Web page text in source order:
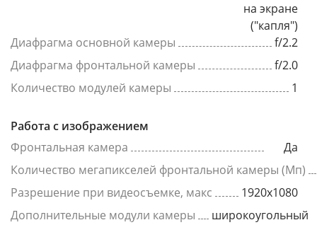
на экране
("капля")
Диафрагма основной камеры
f/2.2
Диафрагма фронтальной камеры
f/2.0
Количество модулей камеры
1
Работа с изображением
Фронтальная камера
Да
Количество мегапикселей фронтальной камеры (Мп)
Разрешение при видеосъемке, макс
1920x1080
Дополнительные модули камеры
широкоугольный